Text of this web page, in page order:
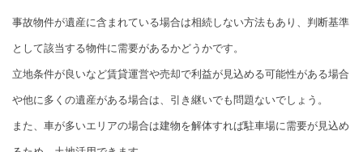
事故物件が遺産に含まれている場合は相続しない方法もあり、判断基準
として該当する物件に需要があるかどうかです。
立地条件が良いなど賃貸運営や売却で利益が見込める可能性がある場合
や他に多くの遺産がある場合は、引き継いでも問題ないでしょう。
また、車が多いエリアの場合は建物を解体すれば駐車場に需要が見込め